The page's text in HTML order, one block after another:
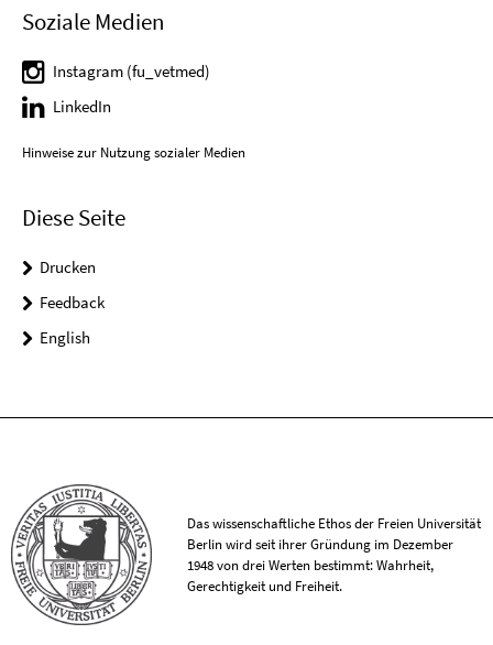
Soziale Medien
Instagram (fu_vetmed)
LinkedIn
Hinweise zur Nutzung sozialer Medien
Diese Seite
Drucken
Feedback
English
Das wissenschaftliche Ethos der Freien Universität
Berlin wird seit ihrer Gründung im Dezember
1948 von drei Werten bestimmt: Wahrheit,
Gerechtigkeit und Freiheit.